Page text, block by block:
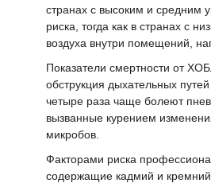
странах с высоким и средним
риска, тогда как в странах с
воздуха внутри помещений,
Показатели смертности от
обструкция дыхательных
четыре раза чаще болеют
вызванные курением
микробов.
Факторами риска
содержащие кадмий и